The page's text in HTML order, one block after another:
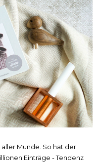
Munde. So hat der
Einträge - Tendenz